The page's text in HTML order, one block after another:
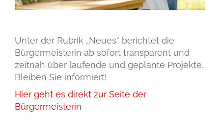
Unter der Rubrik „Neues“ berichtet die
Bürgermeisterin ab sofort transparent und
zeitnah über laufende und geplante Projekte.
Bleiben Sie informiert!
Hier geht es direkt zur Seite der
Bürgermeisterin